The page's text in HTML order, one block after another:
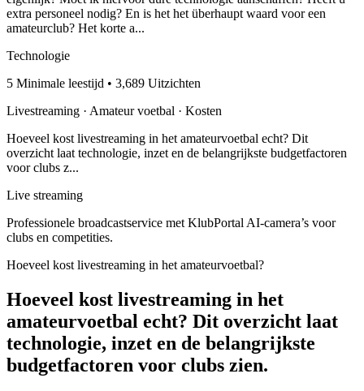
extra personeel nodig? En is het het überhaupt waard voor een
amateurclub? Het korte a...
Technologie
5 Minimale leestijd • 3,689 Uitzichten
Livestreaming · Amateur voetbal · Kosten
Hoeveel kost livestreaming in het amateurvoetbal echt? Dit
overzicht laat technologie, inzet en de belangrijkste budgetfactoren
voor clubs z...
Live streaming
Professionele broadcastservice met KlubPortal AI-camera’s voor
clubs en competities.
Hoeveel kost livestreaming in het amateurvoetbal?
Hoeveel kost livestreaming in het
amateurvoetbal echt? Dit overzicht laat
technologie, inzet en de belangrijkste
budgetfactoren voor clubs zien.